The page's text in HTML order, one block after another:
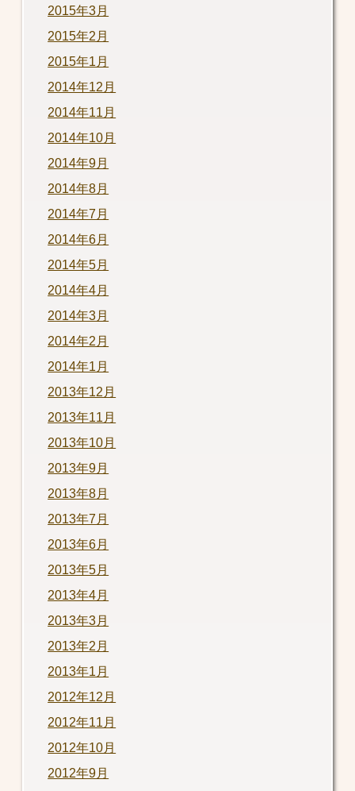
2015年3月
2015年2月
2015年1月
2014年12月
2014年11月
2014年10月
2014年9月
2014年8月
2014年7月
2014年6月
2014年5月
2014年4月
2014年3月
2014年2月
2014年1月
2013年12月
2013年11月
2013年10月
2013年9月
2013年8月
2013年7月
2013年6月
2013年5月
2013年4月
2013年3月
2013年2月
2013年1月
2012年12月
2012年11月
2012年10月
2012年9月